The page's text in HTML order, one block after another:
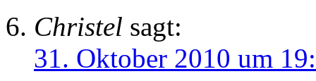
Christel sagt:
31. Oktober 2010 um